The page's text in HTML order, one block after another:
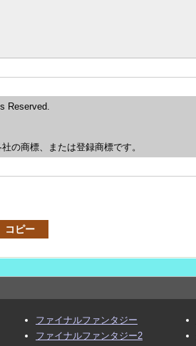
Reserved.
の商標、または登録商標です。
コピー
ファイナルファンタジー
ファイナルファンタジー2